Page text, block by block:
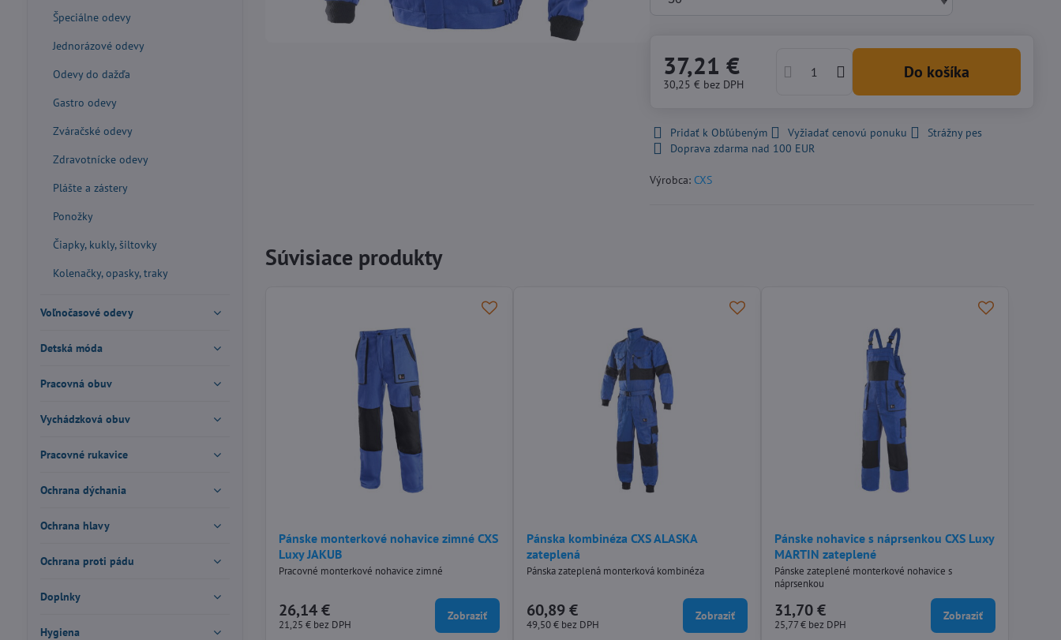
37,21 €
30,25 € bez DPH
Do košíka
Pridať k Obľúbeným Vyžiadať cenovú ponuku
Strážny pes
Doprava zdarma nad 100 EUR
Výrobca: CXS
Súvisiace produkty
Pánske monterkové nohavice zimné CXS
Luxy JAKUB
Pracovné monterkové nohavice zimné
26,14 €
21,25 € bez DPH
Zobraziť
Pánska kombinéza CXS ALASKA
zateplená
Pánska zateplená monterková kombinéza
60,89 €
49,50 € bez DPH
Zobraziť
Pánske nohavice s náprsenkou CXS Luxy
MARTIN zateplené
Pánske zateplené monterkové nohavice s
náprsenkou
31,70 €
25,77 € bez DPH
Zobraziť
Špeciálne odevy
Jednorázové odevy
Odevy do dažďa
Gastro odevy
Zváračské odevy
Zdravotnícke odevy
Plášte a zástery
Ponožky
Čiapky, kukly, šiltovky
Kolenačky, opasky, traky
Voľnočasové odevy
Detská móda
Pracovná obuv
Vychádzková obuv
Pracovné rukavice
Ochrana dýchania
Ochrana hlavy
Ochrana proti pádu
Doplnky
Hygiena